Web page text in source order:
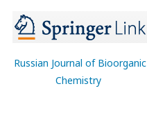
Russian Journal of Bioorganic
Chemistry